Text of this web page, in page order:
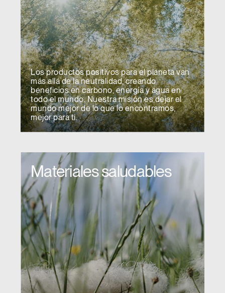
Los productos positivos para el planeta van
más allá de la neutralidad, creando
beneficios en carbono, energía y agua en
todo el mundo. Nuestra misión es dejar el
mundo mejor de lo que lo encontramos,
mejor para ti.
Materiales saludables